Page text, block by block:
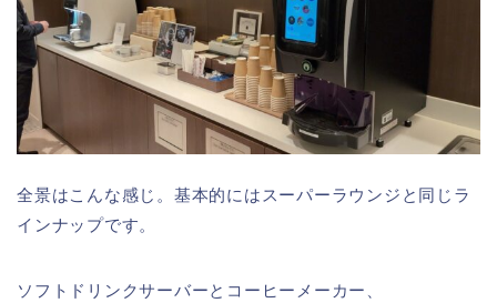
全景はこんな感じ。基本的にはスーパーラウンジと同じラ
インナップです。
ソフトドリンクサーバーとコーヒーメーカー、